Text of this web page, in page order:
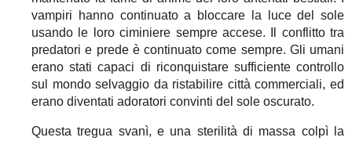
vampiri hanno continuato a bloccare la luce del sole
usando le loro ciminiere sempre accese. Il conflitto tra
predatori e prede è continuato come sempre. Gli umani
erano stati capaci di riconquistare sufficiente controllo
sul mondo selvaggio da ristabilire città commerciali, ed
erano diventati adoratori convinti del sole oscurato.
Questa tregua svanì, e una sterilità di massa colpì la